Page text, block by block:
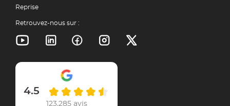
Reprise
Retrouvez-nous sur :
4.5
123,285 avis